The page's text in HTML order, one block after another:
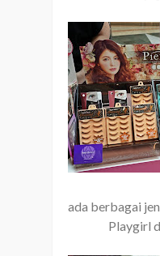
ada berbagai
Playgirl